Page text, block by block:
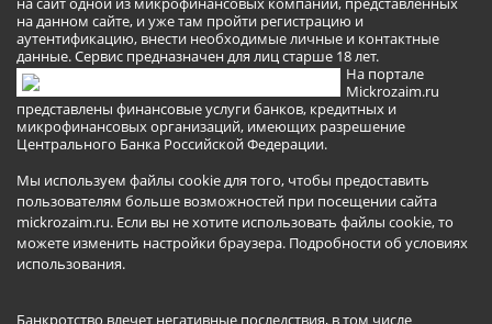
на данном сайте, и уже там пройти регистрацию и
аутентификацию, внести необходимые личные и контактные
данные. Сервис предназначен для лиц старше 18 лет.
На портале
Mickrozaim.ru
представлены финансовые услуги банков, кредитных и
микрофинансовых организаций, имеющих разрешение
Центрального Банка Российской Федерации.
Мы используем файлы cookie для того, чтобы предоставить
пользователям больше возможностей при посещении сайта
mickrozaim.ru. Если вы не хотите использовать файлы cookie, то
можете изменить настройки браузера. Подробности об условиях
использования.
Банкротство влечет негативные последствия, в том числе